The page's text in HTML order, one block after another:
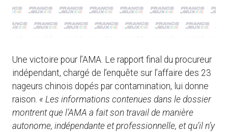
Une victoire pour l’AMA. Le rapport final du procureur
indépendant, chargé de l’enquête sur l’affaire des 23
nageurs chinois dopés par contamination, lui donne
raison. « Les informations contenues dans le dossier
montrent que l’AMA a fait son travail de manière
autonome, indépendante et professionnelle, et qu’il n’y